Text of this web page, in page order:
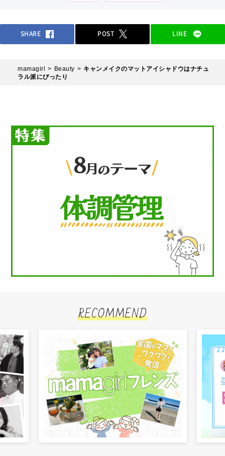
SHARE POST LINE
mamagirl Beauty
キャンメイクのマットアイシャドウはナチュ
ラル派にぴったり
RECOMMEND